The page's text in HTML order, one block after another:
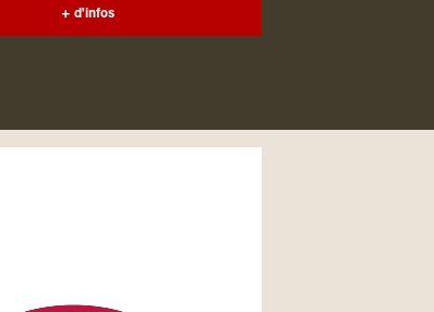
+ d'infos